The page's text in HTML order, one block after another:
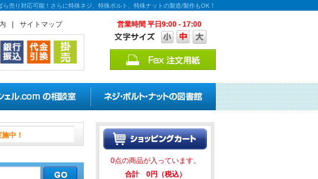
売り対応可能！さらに特殊ネジ、特殊ボルト、特殊ナットの製造/製作もOK！
サイトマップ 営業時間 平日9:00 - 17:00
ットの割引キャンペーンを実施中
0点の商品が入っています。
合計 0円（税込）